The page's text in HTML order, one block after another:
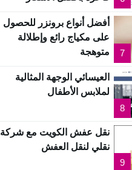
7
أفضل أنواع برونزر للحصول
على مكياج رائع وإطلالة
متوهجة
8
العيسائي الوجهة المثالية
لملابس الأطفال
9
نقل عفش الكويت مع شركة
نقلي لنقل العفش